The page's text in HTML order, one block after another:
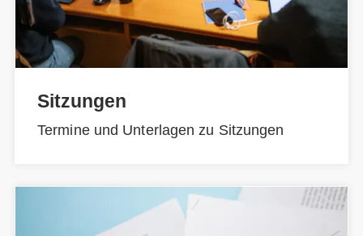
Sitzungen
Termine und Unterlagen zu Sitzungen